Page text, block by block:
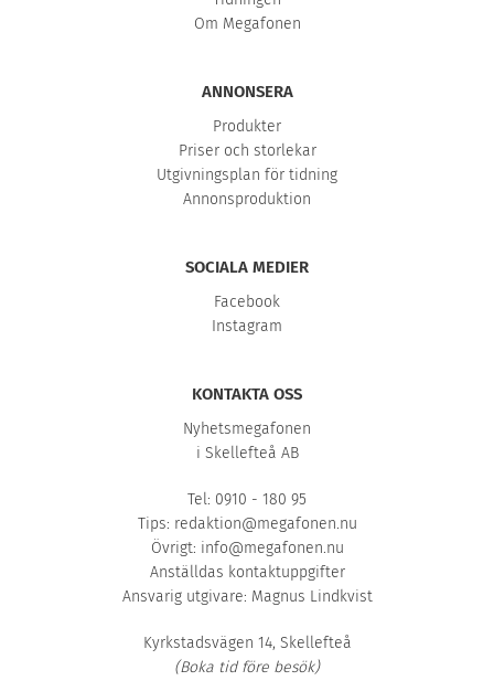
Om Megafonen
ANNONSERA
Produkter
Priser och storlekar
Utgivningsplan för tidning
Annonsproduktion
SOCIALA MEDIER
Facebook
Instagram
KONTAKTA OSS
Nyhetsmegafonen
i Skellefteå AB
Tel: 0910 - 180 95
Tips: redaktion@megafonen.nu
Övrigt: info@megafonen.nu
Anställdas kontaktuppgifter
Ansvarig utgivare: Magnus Lindkvist
Kyrkstadsvägen 14, Skellefteå
(Boka tid före besök)